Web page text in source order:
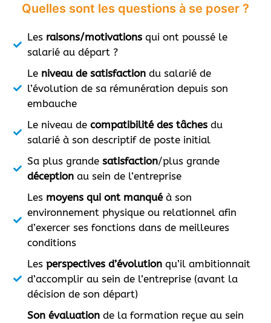
Quelles sont les questions à se poser ?
Les raisons/motivationsqui ont poussé le
salarié au départ ?
Le niveau de satisfactiondu salarié de
l’évolution de sa rémunération depuis son
embauche
Le niveau de compatibilité des tâchesdu
salarié à son descriptif de poste initial
Sa plus grande satisfaction/plus grande
déceptionau sein de l’entreprise
Les moyens qui ont manquéà son
environnement physique ou relationnel afin
d’exercer ses fonctions dans de meilleures
conditions
Les perspectives d’évolutionqu’il ambitionnait
d’accomplir au sein de l’entreprise (avant la
décision de son départ)
Son évaluationde la formation reçue au sein